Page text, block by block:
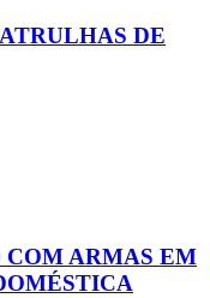
DE
COM ARMAS EM